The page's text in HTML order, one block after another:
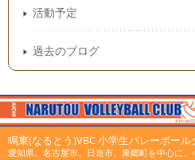
活動予定
過去のブログ
鳴東(なるとう)VBC 小学生バレーボール
愛知県、名古屋市、日進市、東郷町を中心に